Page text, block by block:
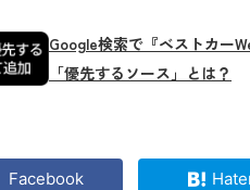
Google検索で『ベストカー
「優先するソース」とは？
Facebook